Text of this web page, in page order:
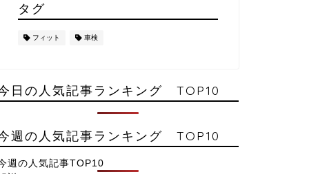
タグ
フィット 車検
日の人気記事ランキング TOP10
週の人気記事ランキング TOP10
週の人気記事TOP10